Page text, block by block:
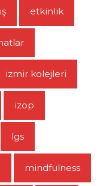
etkinlik
izmir kolejleri
izop
lgs
mindfulness